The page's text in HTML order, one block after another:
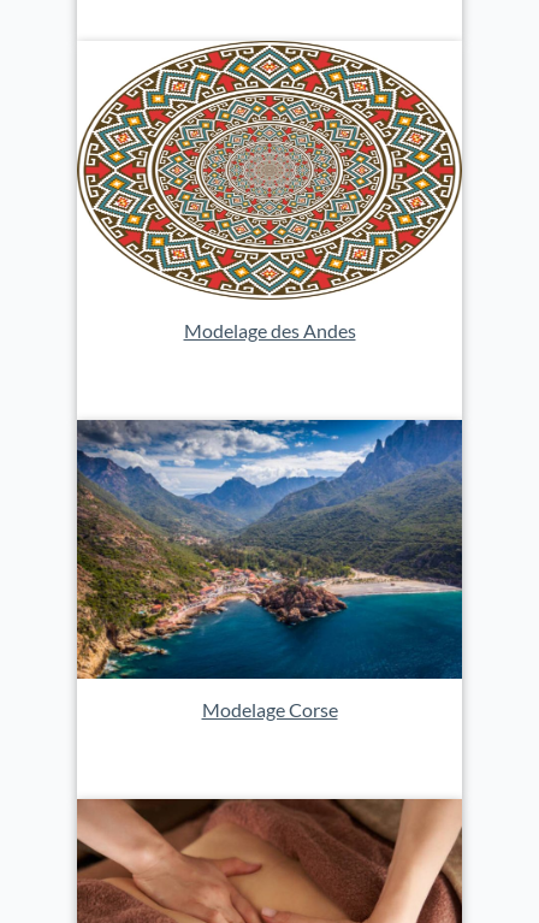
Modelage des Andes
Modelage Corse